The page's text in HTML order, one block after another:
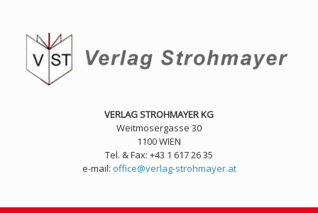
springen
VERLAG STROHMAYER KG
Weitmosergasse 30
1100 WIEN
Tel. & Fax: +43 1 617 26 35
e-mail: office@verlag-strohmayer.at